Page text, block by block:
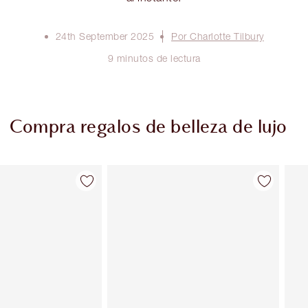
24th September 2025
Por Charlotte Tilbury
9 minutos de lectura
Compra regalos de belleza de lujo
Artículo 2 de 114 Artículo 3 de 114